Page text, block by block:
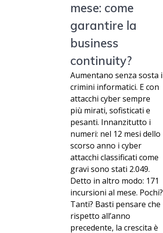
mese: come
garantire la
business
continuity?
Aumentano senza sosta i
crimini informatici. E con
attacchi cyber sempre
più mirati, sofisticati e
pesanti. Innanzitutto i
numeri: nel 12 mesi dello
scorso anno i cyber
attacchi classificati come
gravi sono stati 2.049.
Detto in altro modo: 171
incursioni al mese. Pochi?
Tanti? Basti pensare che
rispetto all’anno
precedente, la crescita è